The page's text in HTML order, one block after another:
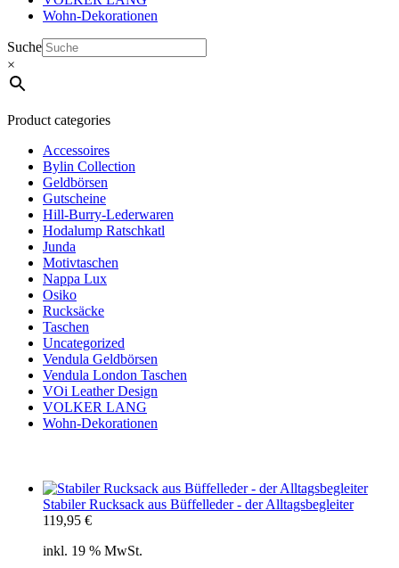
Wohn-Dekorationen
Suche
×
Product categories
Accessoires
Bylin Collection
Geldbörsen
Gutscheine
Hill-Burry-Lederwaren
Hodalump Ratschkatl
Junda
Motivtaschen
Nappa Lux
Osiko
Rucksäcke
Taschen
Uncategorized
Vendula Geldbörsen
Vendula London Taschen
VOi Leather Design
VOLKER LANG
Wohn-Dekorationen
Stabiler Rucksack aus Büffelleder - der Alltagsbegleiter
119,95 €
inkl. 19 % MwSt.